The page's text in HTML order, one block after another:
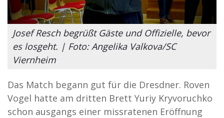
Josef Resch begrüßt Gäste und Offizielle, bevor
es losgeht. | Foto: Angelika Valkova/SC
Viernheim
Das Match begann gut für die Dresdner. Roven
Vogel hatte am dritten Brett Yuriy Kryvoruchko
schon ausgangs einer missratenen Eröffnung